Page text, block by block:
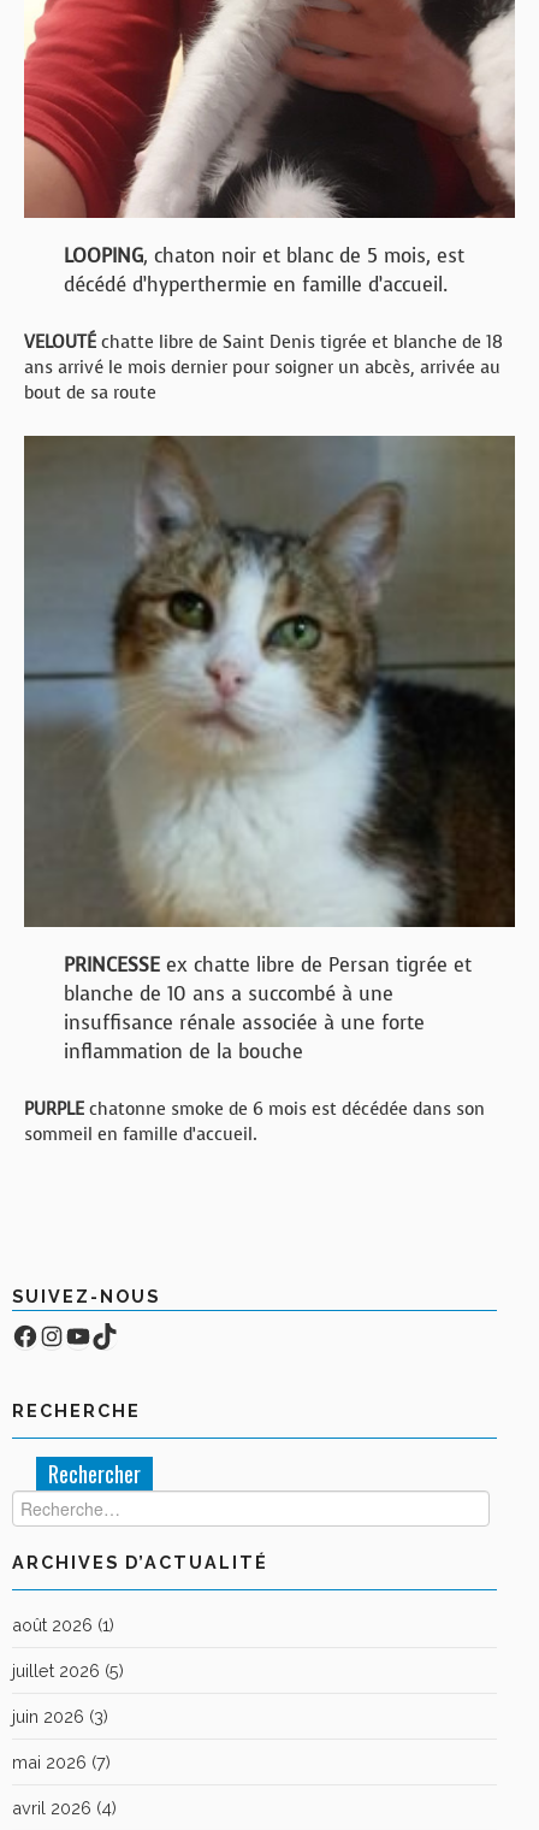
LOOPING, chaton noir et blanc de 5 mois, est
décédé d’hyperthermie en famille d’accueil.
VELOUTÉ chatte libre de Saint Denis tigrée et blanche de 18
ans arrivé le mois dernier pour soigner un abcès, arrivée au
bout de sa route
PRINCESSEex chatte libre de Persan tigrée et
blanche de 10 ans a succombé à une
insuffisance rénale associée à une forte
inflammation de la bouche
PURPLE chatonne smoke de 6 mois est décédée dans son
sommeil en famille d’accueil.
SUIVEZ-NOUS
Facebook
Compte Instagram
YouTube
TikTok
RECHERCHE
Rechercher :
ARCHIVES D’ACTUALITÉ
août 2026 (1)
juillet 2026 (5)
juin 2026 (3)
mai 2026 (7)
avril 2026 (4)